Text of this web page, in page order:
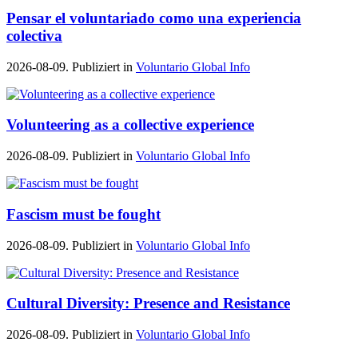
Pensar el voluntariado como una experiencia
colectiva
2026-08-09. Publiziert in Voluntario Global Info
Volunteering as a collective experience
2026-08-09. Publiziert in Voluntario Global Info
Fascism must be fought
2026-08-09. Publiziert in Voluntario Global Info
Cultural Diversity: Presence and Resistance
2026-08-09. Publiziert in Voluntario Global Info